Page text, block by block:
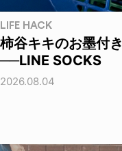
LIFE HACK
柿谷キキのお墨付き
──LINE SOCKS
2026.08.04